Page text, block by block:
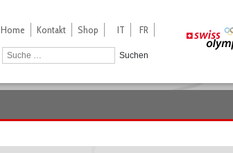
Home Kontakt Shop IT FR
Suchen